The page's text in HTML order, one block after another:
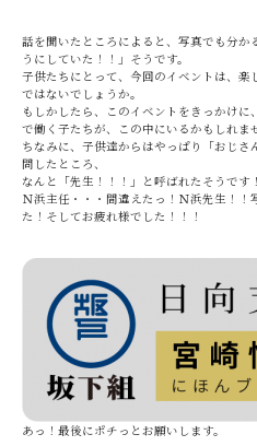
話を聞いたところによると、写真でも分
うにしていた！！」そうです。
子供たちにとって、今回のイベントは、
ではないでしょうか。
もしかしたら、このイベントをきっかけ
で働く子たちが、この中にいるかもしれま
ちなみに、子供達からはやっぱり「おじ
問したところ、
なんと「先生！！！」と呼ばれたそうです！
Ｎ浜主任・・・間違えたっ！Ｎ浜先生！
た！そしてお疲れ様でした！！！
あっ！最後にポチっとお願いします。